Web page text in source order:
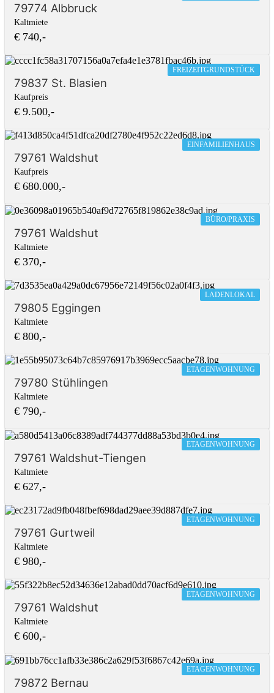
79774 Albbruck
Kaltmiete
€ 740,-
FREIZEITGRUNDSTÜCK
79837 St. Blasien
Kaufpreis
€ 9.500,-
EINFAMILIENHAUS
79761 Waldshut
Kaufpreis
€ 680.000,-
BÜRO/PRAXIS
79761 Waldshut
Kaltmiete
€ 370,-
LADENLOKAL
79805 Eggingen
Kaltmiete
€ 800,-
ETAGENWOHNUNG
79780 Stühlingen
Kaltmiete
€ 790,-
ETAGENWOHNUNG
79761 Waldshut-Tiengen
Kaltmiete
€ 627,-
ETAGENWOHNUNG
79761 Gurtweil
Kaltmiete
€ 980,-
ETAGENWOHNUNG
79761 Waldshut
Kaltmiete
€ 600,-
ETAGENWOHNUNG
79872 Bernau